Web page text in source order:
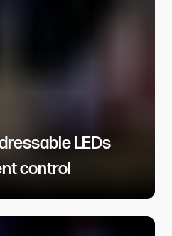
LEDs